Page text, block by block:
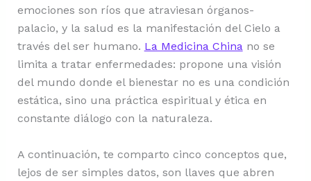
emociones son ríos que atraviesan órganos-
palacio, y la salud es la manifestación del Cielo a
través del ser humano. La Medicina Chinano se
limita a tratar enfermedades: propone una visión
del mundo donde el bienestar no es una condición
estática, sino una práctica espiritual y ética en
constante diálogo con la naturaleza.
A continuación, te comparto cinco conceptos que,
lejos de ser simples datos, son llaves que abren